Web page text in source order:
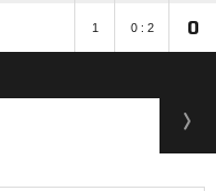
1 0 : 2 0